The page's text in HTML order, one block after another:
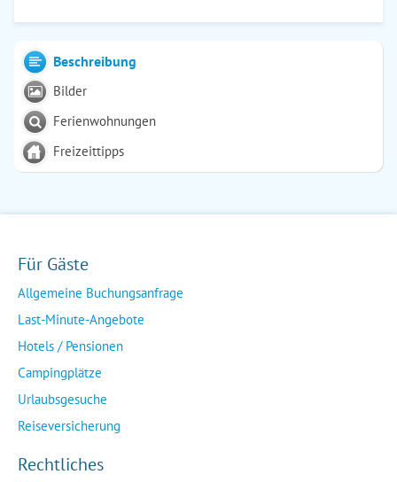
Beschreibung
Bilder
Ferienwohnungen
Freizeittipps
Für Gäste
Allgemeine Buchungsanfrage
Last-Minute-Angebote
Hotels / Pensionen
Campingplätze
Urlaubsgesuche
Reiseversicherung
Rechtliches